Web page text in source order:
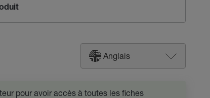
Anglais
pour avoir accès à toutes les fiches